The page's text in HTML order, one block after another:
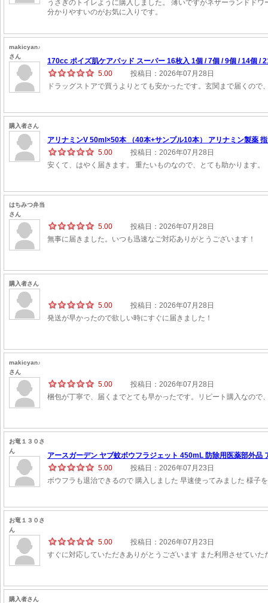
うさぎのトイレように購入しました。 薄いですがネザーランドド
分かりやすいのがお気に入りです。
makicyan♪
さん
170cc ポイズ肌ケアパッド スーパー 16枚入 1個 / 7個 / 9個 / 14個 /
5.00
投稿日：2026年07月28日
ドラッグストアで買うよりとても安かったです。玄関まで届くので
購入者さん
アリナミンV 50ml×50本 （40本+サンプル10本） アリナミン製薬
5.00
投稿日：2026年07月28日
安くて、はやく届きます。 重たいものなので、とても助かります。
はちみつ弁当
さん
5.00
投稿日：2026年07月28日
無事に届きました。いつも迅速なご対応ありがとうございます！
購入者さん
5.00
投稿日：2026年07月28日
発送が早かったので欲しい時にすぐに届きました！
makicyan♪
さん
5.00
投稿日：2026年07月28日
梱包が丁寧で、届くまでとても早かったです。リピート購入なの
お竜１３０さ
ん
アースガーデン ヤブ蚊ボウフラジェット 450mL 防除用医薬部外品
5.00
投稿日：2026年07月23日
ボウフラも退治できるので 購入しました 早速使ってみました 様子
お竜１３０さ
ん
5.00
投稿日：2026年07月23日
すぐに対応していただきありがとうございます また利用させていた
購入者さん